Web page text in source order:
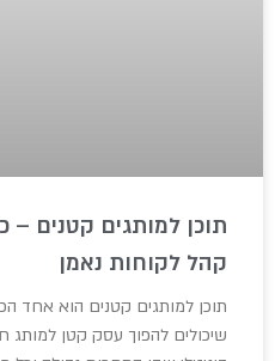
תוכן למותגים קטנים
קהל לקוחות נאמן
תוכן למותגים קטנים הוא אחד
שיכולים להפוך עסק קטן למותג